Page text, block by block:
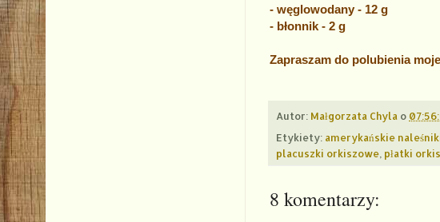
- węglowodany - 12 g
- błonnik - 2 g
Zapraszam do polubienia
Autor: Małgorzata Chyla o
Etykiety: amerykańskie
placuszki orkiszowe płatki
8 komentarzy: